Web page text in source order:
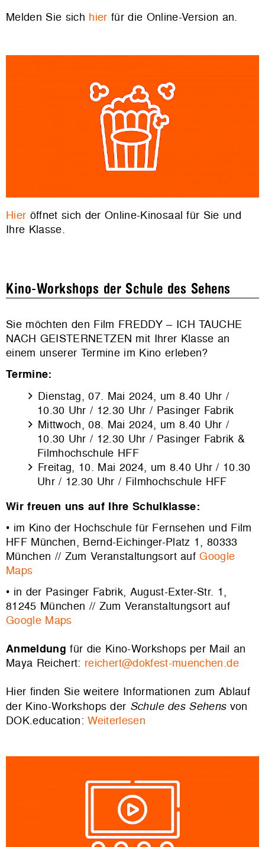
Melden Sie sich hier für die Online-Version an.
Hier öffnet sich der Online-Kinosaal für Sie und
Ihre Klasse.
Kino-Workshops der Schule des Sehens
Sie möchten den Film FREDDY – ICH TAUCHE
NACH GEISTERNETZEN mit Ihrer Klasse an
einem unserer Termine im Kino erleben?
Termine:
Dienstag, 07. Mai 2024, um 8.40 Uhr /
10.30 Uhr / 12.30 Uhr / Pasinger Fabrik
Mittwoch, 08. Mai 2024, um 8.40 Uhr /
10.30 Uhr / 12.30 Uhr / Pasinger Fabrik &
Filmhochschule HFF
Freitag, 10. Mai 2024, um 8.40 Uhr / 10.30
Uhr / 12.30 Uhr / Filmhochschule HFF
Wir freuen uns auf Ihre Schulklasse:
• im Kino der Hochschule für Fernsehen und Film
HFF München, Bernd-Eichinger-Platz 1, 80333
München // Zum Veranstaltungsort aufGoogle
Maps
• in der Pasinger Fabrik, August-Exter-Str. 1,
81245 München // Zum Veranstaltungsort auf
Google Maps
Anmeldung für die Kino-Workshops per Mail an
Maya Reichert: reichert@dokfest-muenchen.de
Hier finden Sie weitere Informationen zum Ablauf
der Kino-Workshops der Schule des Sehensvon
DOK.education:Weiterlesen